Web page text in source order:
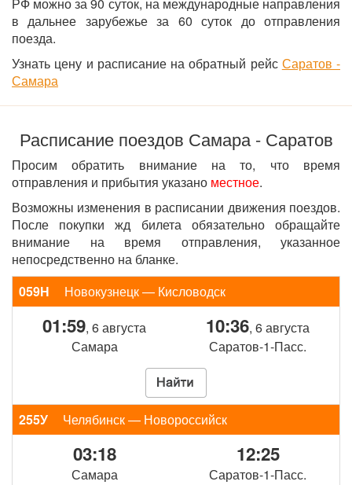
РФ можно за 90 суток, на международные направления
в дальнее зарубежье за 60 суток до отправления
поезда.
Узнать цену и расписание на обратный рейс Саратов -
Самара
Расписание поездов Самара - Саратов
Просим обратить внимание на то, что время
отправления и прибытия указано местное.
Возможны изменения в расписании движения поездов.
После покупки жд билета обязательно обращайте
внимание на время отправления, указанное
непосредственно на бланке.
059Н
Новокузнецк — Кисловодск
01:59, 6 августа
Самара
10:36, 6 августа
Саратов-1-Пасс.
255У Челябинск — Новороссийск
03:18
Самара
12:25
Саратов-1-Пасс.